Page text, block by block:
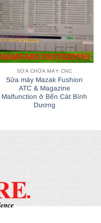
SỬA CHỮA MÁY CNC
Sửa máy Mazak Fushion
ATC & Magazine
Malfunction ở Bến Cát Bình
Dương